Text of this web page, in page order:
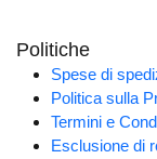
Politiche
Spese di
Politica sulla
Termini e
Esclusione di